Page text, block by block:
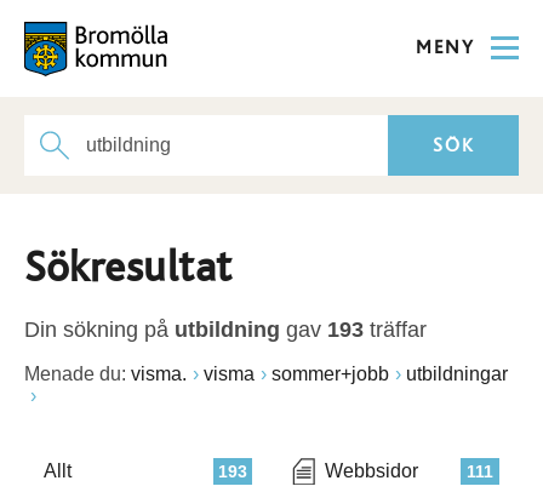
MENY
Sökresultat
Din sökning på utbildning gav 193 träffar
Menade du: visma. visma sommer+jobb utbildningar
193
Allt 111
Webbsidor